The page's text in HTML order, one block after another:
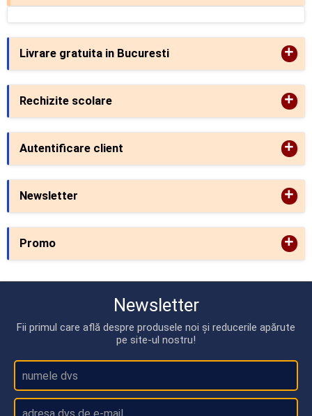
Livrare gratuita in Bucuresti +
Rechizite scolare +
Autentificare client +
Newsletter +
Promo +
Newsletter
Fii primul care află despre produsele noi și reducerile apărute
pe site-ul nostru!